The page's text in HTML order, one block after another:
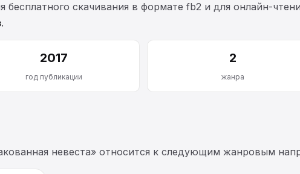
бесплатного скачивания в формате fb2 и для онлайн-
.
2017
год публикации
2
жанра
невеста» относится к следующим жанровым